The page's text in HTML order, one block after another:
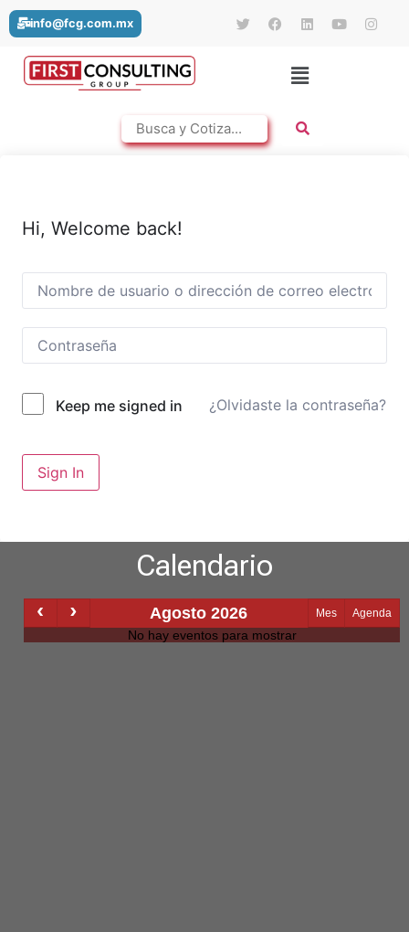
info@fcg.com.mx
Hi, Welcome back!
Keep me signed in ¿Olvidaste la contraseña?
Sign In
Calendario